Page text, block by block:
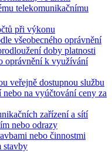
telekomunikačnímu
při výkonu
všeobecného oprávnění
doby platnosti
oprávnění k využívání
veřejně dostupnou službu
na vyúčtování ceny za
zařízení a sítí
nebo odrazy
nebo činnostmi
stavby